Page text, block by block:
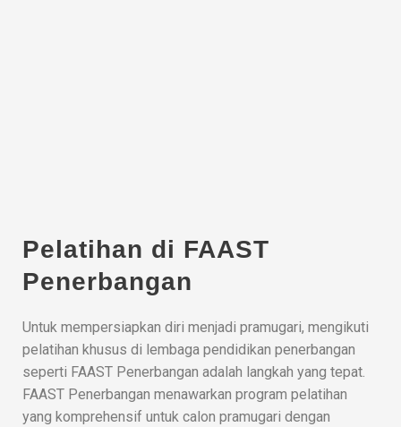
Pelatihan di FAAST
Penerbangan
Untuk mempersiapkan diri menjadi pramugari, mengikuti
pelatihan khusus di lembaga pendidikan penerbangan
seperti FAAST Penerbangan adalah langkah yang tepat.
FAAST Penerbangan menawarkan program pelatihan
yang komprehensif untuk calon pramugari dengan